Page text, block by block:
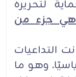
لتحريره
هي جزء من
التداعيات
وهو ما